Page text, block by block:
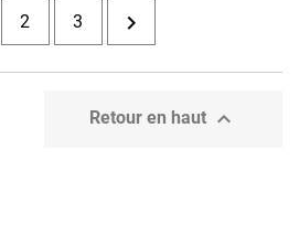
2 3 
Retour en haut 